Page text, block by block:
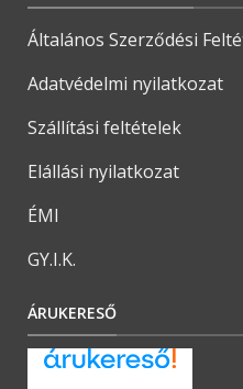
Általános Szerződési
Adatvédelmi nyilatkozat
Szállítási feltételek
Elállási nyilatkozat
ÉMI
GY.I.K.
ÁRUKERESŐ